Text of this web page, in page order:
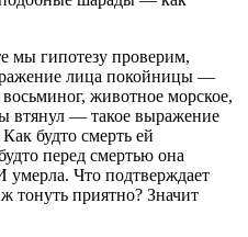
мы гипотезу проверим,
лица покойницы —
животное морское,
втянул — такое выражение
будто смерть ей
перед смертью она
умерла. Что подтверждает
тонуть приятно? Значит